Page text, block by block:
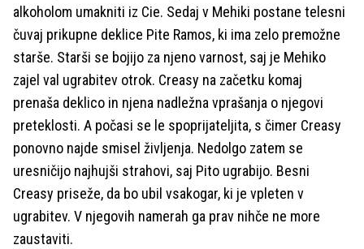
alkoholom umakniti iz Cie. Sedaj v Mehiki postane telesni
čuvaj prikupne deklice Pite Ramos, ki ima zelo premožne
starše. Starši se bojijo za njeno varnost, saj je Mehiko
zajel val ugrabitev otrok. Creasy na začetku komaj
prenaša deklico in njena nadležna vprašanja o njegovi
preteklosti. A počasi se le spoprijateljita, s čimer Creasy
ponovno najde smisel življenja. Nedolgo zatem se
uresničijo najhujši strahovi, saj Pito ugrabijo. Besni
Creasy priseže, da bo ubil vsakogar, ki je vpleten v
ugrabitev. V njegovih namerah ga prav nihče ne more
zaustaviti.